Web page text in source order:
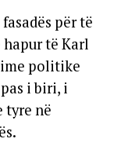
për të
të Karl
politike
i biri, i
tyre në